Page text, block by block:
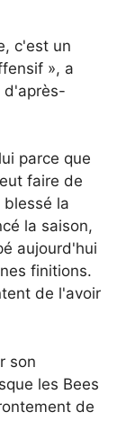
c'est un
», a
d'après-
parce que
faire de
blessé la
la saison,
aujourd'hui
finitions.
de l'avoir
son
les Bees
de